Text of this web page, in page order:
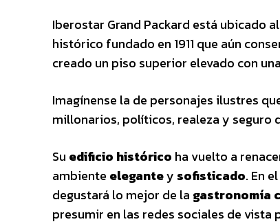
Iberostar Grand Packard está ubicado
histórico fundado en 1911 que aún
creado un piso superior elevado con
Imagínense la de personajes ilustres
millonarios, políticos, realeza y seguro
Su edificio histórico ha vuelto a
ambiente elegantey sofisticado. En el
degustará lo mejor de la gastronomía
presumir en las redes sociales de vista